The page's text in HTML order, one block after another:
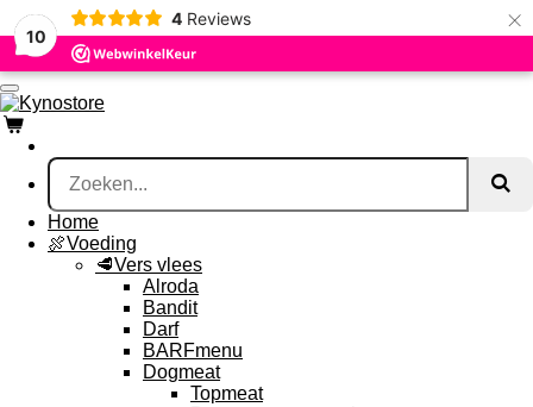
10
4 Reviews ×
Ga
direct
naar
de
hoofdinhoud
Home
🍖Voeding
🥩Vers vlees
Alroda
Bandit
Darf
BARFmenu
Dogmeat
Topmeat